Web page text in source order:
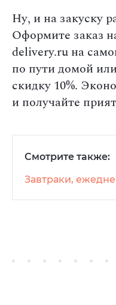
Ну, и на закуску
Оформите заказ
delivery.ru на
по пути домой
скидку 10%.
и получайте
Смотрите также:
Завтраки,